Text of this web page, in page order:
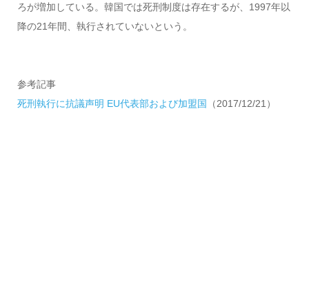
ろが増加している。韓国では死刑制度は存在するが、1997年以
降の21年間、執行されていないという。
参考記事
死刑執行に抗議声明 EU代表部および加盟国 （2017/12/21）